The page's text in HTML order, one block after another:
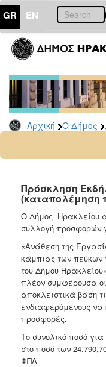
GR EN
Αρχική Ο Δήμος
ΔΗΜΟΣ
Διακηρύξεις
-
Δημοπρασίες
Αρχείο
2025
2023
2022
2021
2020
2019
2018
2017
2016
2015
Πρόσκληση
(καταπολέμηση
Ο Δήμος Ηρακλείου
συλλογή προσφορών
«Ανάθεση της
κάμπιας των πεύκων
του Δήμου
πλέον συμφέρουσα
αποκλειστικά βάση
ενδιαφερόμενους να
προσφορές.
Το συνολικό ποσό
στο ποσό των
ΦΠΑ